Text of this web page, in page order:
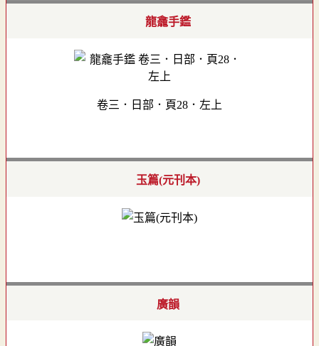
龍龕手鑑
卷三．日部．頁28．左上
玉篇(元刊本)
廣韻